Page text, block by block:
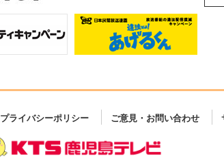
プライバシーポリシー ご意見・お問い合わせ